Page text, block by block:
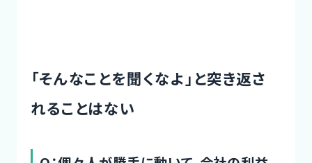
「そんなことを聞くなよ」と突き返さ
れることはない